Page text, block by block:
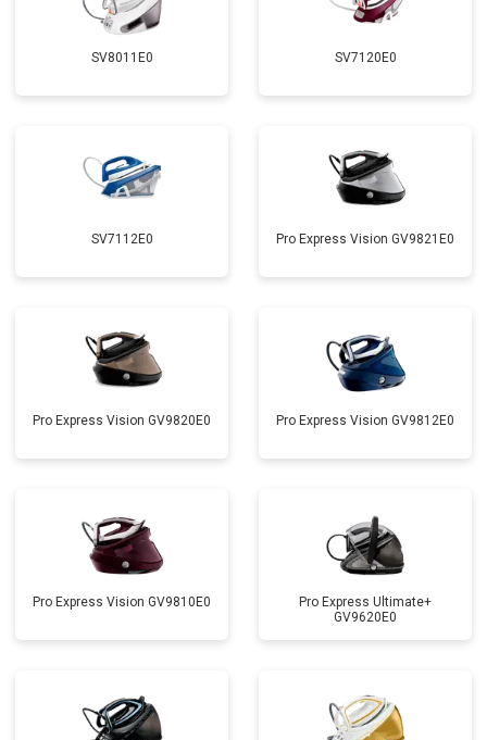
SV8011E0 SV7120E0
SV7112E0 Pro Express Vision GV9821E0
Pro Express Vision GV9820E0 Pro Express Vision GV9812E0
Pro Express Vision GV9810E0
Pro Express Ultimate+
GV9620E0